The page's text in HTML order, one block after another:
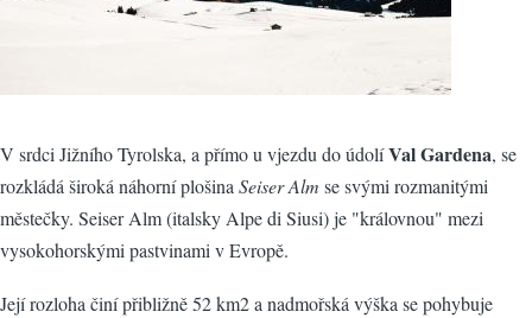
V srdci Jižního Tyrolska, a přímo u vjezdu do údolíVal Gardena, se
rozkládá široká náhorní plošina Seiser Alm se svými rozmanitými
městečky. Seiser Alm (italsky Alpe di Siusi) je "královnou" mezi
vysokohorskými pastvinami v Evropě.
Její rozloha činí přibližně 52 km2 a nadmořská výška se pohybuje